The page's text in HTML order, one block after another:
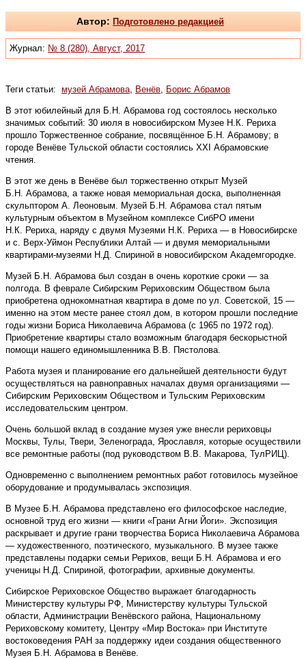
Автор: Подготовлено редакцией
Журнал: № 8 (280), Август, 2017
Теги статьи: музей Абрамова Венёв Борис Абрамов
В этот юбилейный для Б.Н. Абрамова год состоялось несколько
значимых событий: 30 июля в новосибирском Музее Н.К. Рериха
прошло Торжественное собрание, посвящённое Б.Н. Абрамову; в
городе Венёве Тульской области состоялись XXI Абрамовские
чтения.
В этот же день в Венёве был торжественно открыт Музей
Б.Н. Абрамова, а также новая мемориальная доска, выполненная
скульптором А. Леоновым. Музей Б.Н. Абрамова стал пятым
культурным объектом в Музейном комплексе СибРО имени
Н.К. Рериха, наряду с двумя Музеями Н.К. Рериха — в Новосибирске
и с. Верх-Уймон Республики Алтай — и двумя мемориальными
квартирами-музеями Н.Д. Спириной в новосибирском Академгородке.
Музей Б.Н. Абрамова был создан в очень короткие сроки — за
полгода. В феврале Сибирским Рериховским Обществом была
приобретена однокомнатная квартира в доме по ул. Советской, 15 —
именно на этом месте ранее стоял дом, в котором прошли последние
годы жизни Бориса Николаевича Абрамова (с 1965 по 1972 год).
Приобретение квартиры стало возможным благодаря бескорыстной
помощи нашего единомышленника В.В. Пястолова.
Работа музея и планирование его дальнейшей деятельности будут
осуществляться на равноправных началах двумя организациями —
Сибирским Рериховским Обществом и Тульским Рериховским
исследовательским центром.
Очень большой вклад в создание музея уже внесли рериховцы
Москвы, Тулы, Твери, Зеленограда, Ярославля, которые осуществили
все ремонтные работы (под руководством В.В. Макарова, ТулРИЦ).
Одновременно с выполнением ремонтных работ готовилось музейное
оборудование и продумывалась экспозиция.
В Музее Б.Н. Абрамова представлено его философское наследие,
основ­ной труд его жизни — книги «Грани Агни Йоги». Экспозиция
раскрывает и другие грани творчества Бориса Николаевича Абрамова
— художественного, поэтического, музыкального. В музее также
представлены подарки семьи Рерихов, вещи Б.Н. Абрамова и его
ученицы Н.Д. Спириной, фотографии, архивные документы.
Сибирское Рериховское Общество выражает благодарность
Министерству культуры РФ, Министерству культуры Тульской
области, Администрации Венёвского района, Национальному
Рериховскому комитету, Центру «Мир Востока» при Институте
востоковедения РАН за поддержку идеи создания общественного
Музея Б.Н. Абрамова в Венёве.